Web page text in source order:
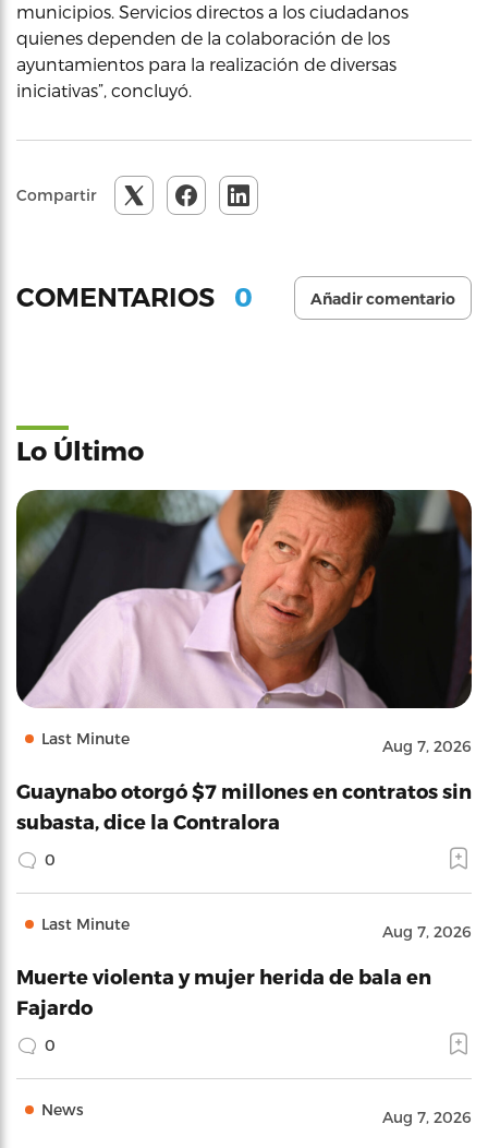
municipios. Servicios directos a los ciudadanos
quienes dependen de la colaboración de los
ayuntamientos para la realización de diversas
iniciativas”, concluyó.
Compartir
COMENTARIOS 0 Añadir comentario
Lo Último
Last Minute Aug 7, 2026
Guaynabo otorgó $7 millones en contratos sin
subasta, dice la Contralora
0
Last Minute Aug 7, 2026
Muerte violenta y mujer herida de bala en
Fajardo
0
News Aug 7, 2026